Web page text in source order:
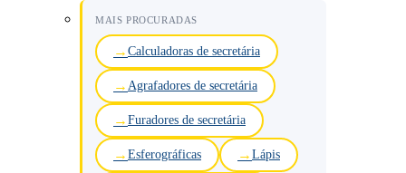
MAIS PROCURADAS
Calculadoras de secretária
Agrafadores de secretária
Furadores de secretária
Esferográficas Lápis